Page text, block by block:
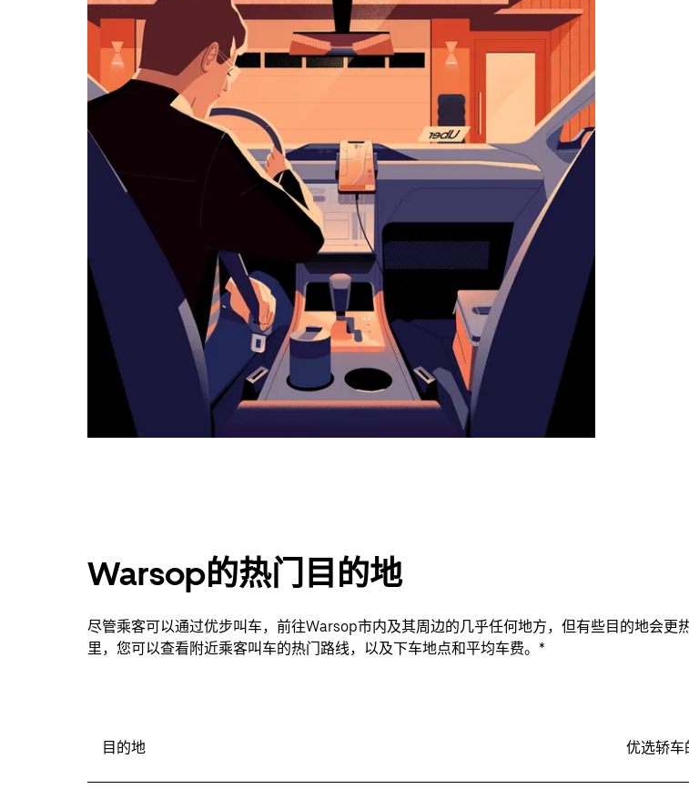
日
期。
退
日
历。
Warsop的热门目的地
尽管乘客可以通过优步叫车，前往Warsop市内及其周边的几乎任何地方，但有些目的地会更
里，您可以查看附近乘客叫车的热门路线，以及下车地点和平均车费。*
目的地 优选轿车